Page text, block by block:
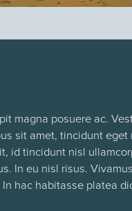
magna posuere ac.
sit amet, tincidunt eget
id tincidunt nisl
In eu nisl risus.
hac habitasse platea